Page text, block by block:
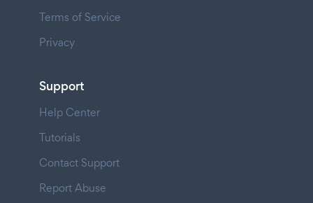
Terms of Service
Privacy
Support
Help Center
Tutorials
Contact Support
Report Abuse